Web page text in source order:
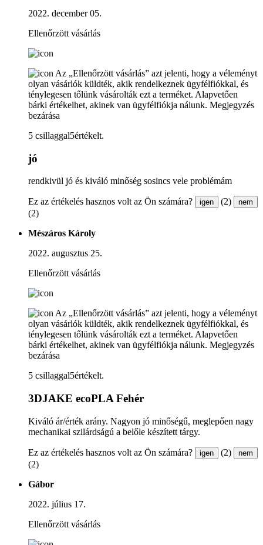
2022. december 05.
Ellenőrzött vásárlás
Az „Ellenőrzött vásárlás” azt jelenti, hogy a véleményt
olyan vásárlók küldték, akik rendelkeznek ügyfélfiókkal, és
ténylegesen tőlünk vásárolták ezt a terméket. Alapvetően
bárki értékelhet, akinek van ügyfélfiókja nálunk. Megjegyzés
bezárása
5 csillaggal5értékelt.
jó
rendkivül jó és kiváló minőség sosincs vele problémám
Ez az értékelés hasznos volt az Ön számára? igen (2) nem
(2)
Mészáros Károly
2022. augusztus 25.
Ellenőrzött vásárlás
Az „Ellenőrzött vásárlás” azt jelenti, hogy a véleményt
olyan vásárlók küldték, akik rendelkeznek ügyfélfiókkal, és
ténylegesen tőlünk vásárolták ezt a terméket. Alapvetően
bárki értékelhet, akinek van ügyfélfiókja nálunk. Megjegyzés
bezárása
5 csillaggal5értékelt.
3DJAKE ecoPLA Fehér
Kiváló ár/érték arány. Nagyon jó minőségű, meglepően nagy
mechanikai szilárdságú a belőle készített tárgy.
Ez az értékelés hasznos volt az Ön számára? igen (2) nem
(2)
Gábor
2022. július 17.
Ellenőrzött vásárlás